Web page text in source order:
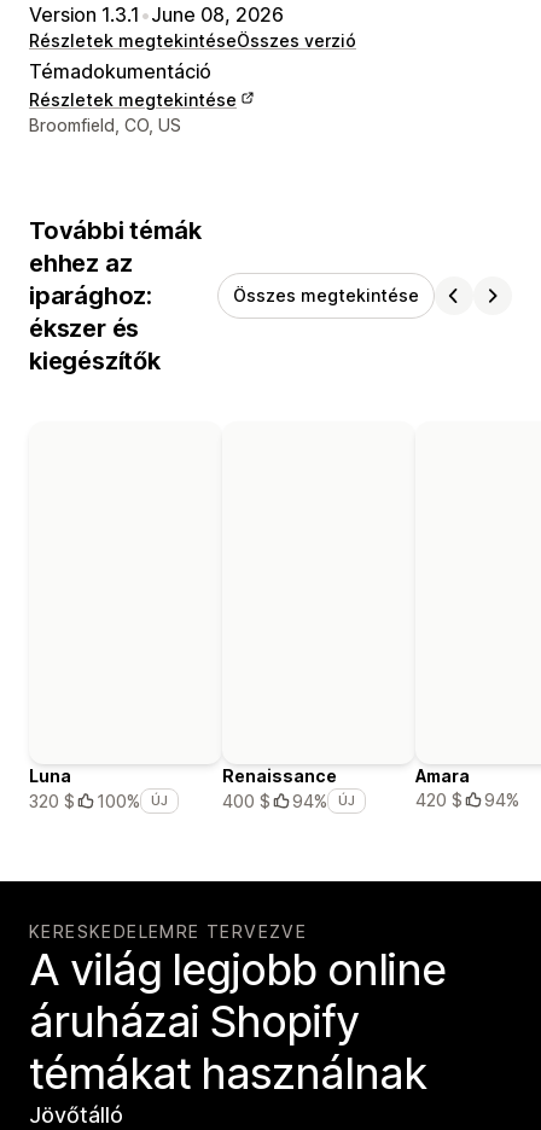
Version 1.3.1 •June 08, 2026
Részletek megtekintéseÖsszes verzió
Témadokumentáció
Részletek megtekintése
Dizájner kapcsolattartási adatai
Broomfield, CO, US
További témák
ehhez az
iparághoz:
ékszer és
kiegészítők
Összes megtekintése
Luna
320 $
100% ÚJ
Renaissance
400 $
94% ÚJ
Amara
420 $
94%
KERESKEDELEMRE TERVEZVE
A világ legjobb online
áruházai Shopify
témákat használnak
Jövőtálló